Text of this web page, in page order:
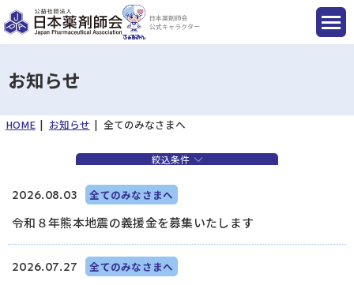
日本薬剤師会
公式キャラクター
国民のみなさまへ
会員のみなさまへ
薬剤師を目指す方へ
お知らせ
HOME お知らせ 全てのみなさまへ
絞込条件
2026.08.03 全てのみなさまへ
令和８年熊本地震の義援金を募集いたします
2026.07.27 全てのみなさまへ